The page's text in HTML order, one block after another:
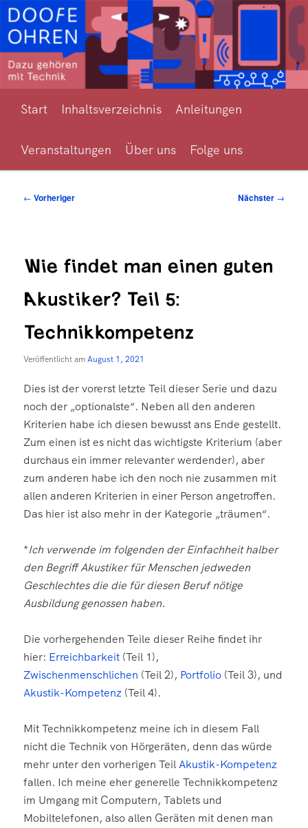
Zum
primären
Inhalt
springen
Doofe Ohren
Hörverlust und Hörgerätetechnik für alle erklärt
Start Inhaltsverzeichnis Anleitungen
Veranstaltungen Über uns Folge uns
Beitragsnavigation
← Vorheriger Nächster →
Wie findet man einen guten
Akustiker? Teil 5:
Technikkompetenz
Veröffentlicht amAugust 1, 2021
Dies ist der vorerst letzte Teil dieser Serie und dazu
noch der „optionalste“. Neben all den anderen
Kriterien habe ich diesen bewusst ans Ende gestellt.
Zum einen ist es nicht das wichtigste Kriterium (aber
durchaus ein immer relevanter werdender), aber
zum anderen habe ich den noch nie zusammen mit
allen anderen Kriterien in einer Person angetroffen.
Das hier ist also mehr in der Kategorie „träumen“.
*Ich verwende im folgenden der Einfachheit halber
den Begriff Akustiker für Menschen jedweden
Geschlechtes die die für diesen Beruf nötige
Ausbildung genossen haben.
Die vorhergehenden Teile dieser Reihe findet ihr
hier: Erreichbarkeit (Teil 1),
Zwischenmenschlichen (Teil 2), Portfolio (Teil 3), und
Akustik-Kompetenz (Teil 4).
Mit Technikkompetenz meine ich in diesem Fall
nicht die Technik von Hörgeräten, denn das würde
mehr unter den vorherigen TeilAkustik-Kompetenz
fallen. Ich meine eher generelle Technikkompetenz
im Umgang mit Computern, Tablets und
Mobiltelefonen, also allen Geräten mit denen man